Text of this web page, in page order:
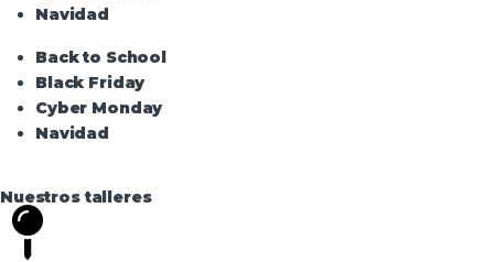
Navidad
Back to School
Black Friday
Cyber Monday
Navidad
Nuestros talleres